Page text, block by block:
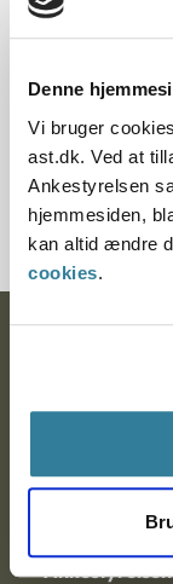
Denne
Vi bruger
ast.dk. Ved at
Ankestyrelsen
hjemmesiden,
kan altid ændre
cookies.
Paragraf
§ 66 § 33 § 11 §
10015-84
9000 Aalborg